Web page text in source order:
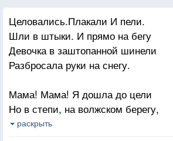
Как объяснить бедняге,
Рожденному с рыбьей кровью,
Тайного земного чуда,
Названного Любовью!
Целовались.Плакали И пели.
Шли в штыки. И прямо на бегу
Девочка в заштопанной шинели
Разбросала руки на снегу.
Мама! Мама! Я дошла до цели
Но в степи, на волжском берегу,
Девочка в заштопанной шинели
раскрыть